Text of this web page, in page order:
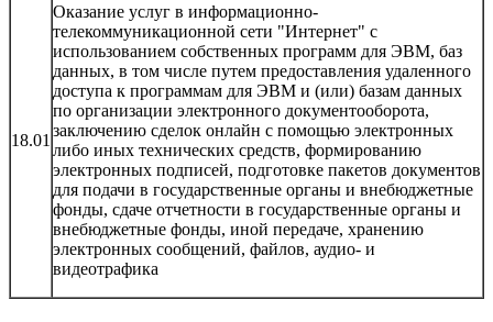
18.01
Оказание услуг в информационно-
телекоммуникационной сети "Интернет" с
использованием собственных программ для ЭВМ, баз
данных, в том числе путем предоставления удаленного
доступа к программам для ЭВМ и (или) базам данных
по организации электронного документооборота,
заключению сделок онлайн с помощью электронных
либо иных технических средств, формированию
электронных подписей, подготовке пакетов документов
для подачи в государственные органы и внебюджетные
фонды, сдаче отчетности в государственные органы и
внебюджетные фонды, иной передаче, хранению
электронных сообщений, файлов, аудио- и
видеотрафика